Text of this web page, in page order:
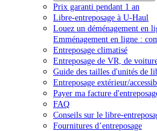
Prix garanti pendant 1 an
Libre-entreposage à U-Haul
Louez un déménagement en
Emménagement en ligne :
Entreposage climatisé
Entreposage de VR, de
Guide des tailles d'unités de
Entreposage extérieur/
Payer ma facture
FAQ
Conseils sur le libre-
Fournitures d’entreposage